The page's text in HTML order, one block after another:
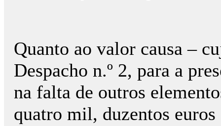
Quanto ao valor causa –
Despacho n.º 2, para a
na falta de outros
quatro mil, duzentos